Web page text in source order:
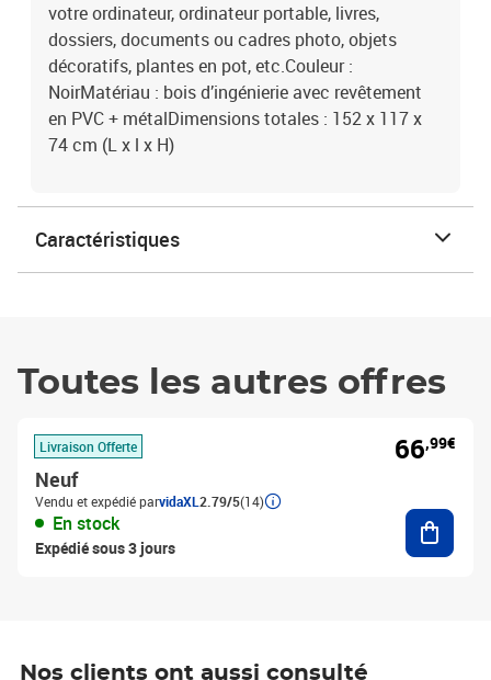
votre ordinateur, ordinateur portable, livres,
dossiers, documents ou cadres photo, objets
décoratifs, plantes en pot, etc.Couleur :
NoirMatériau : bois d’ingénierie avec revêtement
en PVC + métalDimensions totales : 152 x 117 x
74 cm (L x l x H)
Caractéristiques
Toutes les autres offres
Livraison Offerte
Neuf
Vendu et expédié parvidaXL 2.79/5(14)
En stock
Expédié sous 3 jours
66,99€
Nos clients ont aussi consulté